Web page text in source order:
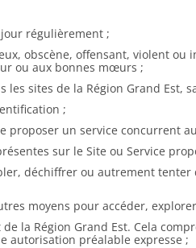
régulièrement ;
obscène, offensant, violent
ou aux bonnes mœurs ;
sites de la Région Grand Est,
;
proposer un service concurrent
sur le Site ou Service
déchiffrer ou autrement
moyens pour accéder,
la Région Grand Est. Cela
autorisation préalable expresse ;